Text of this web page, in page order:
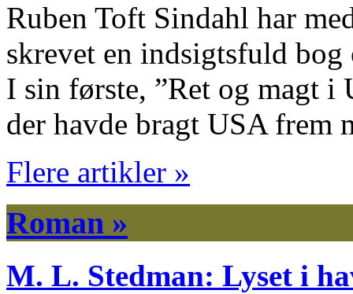
Ruben Toft Sindahl har
skrevet en indsigtsfuld
I sin første, ”Ret og magt i
der havde bragt USA frem
Flere artikler »
Roman »
M. L. Stedman: Lyset i